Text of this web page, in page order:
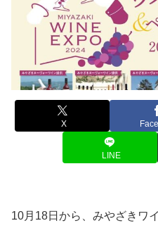
X
LINE
10月18日から、みやざきワ